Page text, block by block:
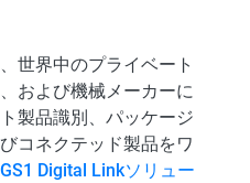
世界中のプライベート
および機械メーカーに
製品識別、パッケージ
コネクテッド製品をワ
GS1 Digital Linkソリュー